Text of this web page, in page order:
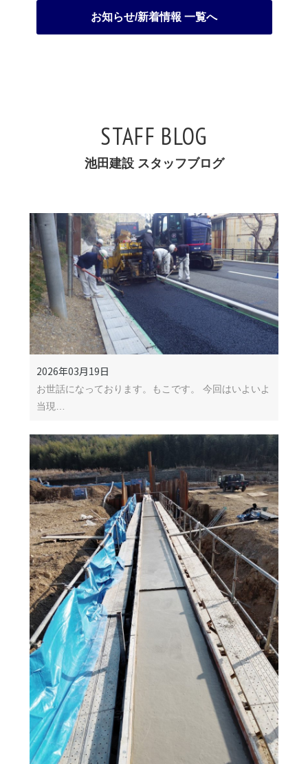
お知らせ/新着情報 一覧へ
STAFF BLOG
池田建設 スタッフブログ
2026年03月19日
お世話になっております。もこです。 今回はいよいよ
当現…